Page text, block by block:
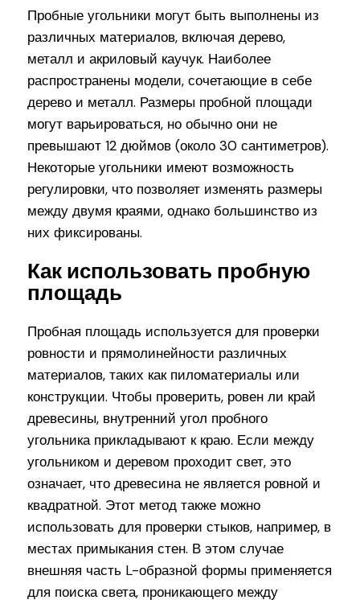
Пробные угольники могут быть выполнены из
различных материалов, включая дерево,
металл и акриловый каучук. Наиболее
распространены модели, сочетающие в себе
дерево и металл. Размеры пробной площади
могут варьироваться, но обычно они не
превышают 12 дюймов (около 30 сантиметров).
Некоторые угольники имеют возможность
регулировки, что позволяет изменять размеры
между двумя краями, однако большинство из
них фиксированы.
Как использовать пробную
площадь
Пробная площадь используется для проверки
ровности и прямолинейности различных
материалов, таких как пиломатериалы или
конструкции. Чтобы проверить, ровен ли край
древесины, внутренний угол пробного
угольника прикладывают к краю. Если между
угольником и деревом проходит свет, это
означает, что древесина не является ровной и
квадратной. Этот метод также можно
использовать для проверки стыков, например, в
местах примыкания стен. В этом случае
внешняя часть L-образной формы применяется
для поиска света, проникающего между